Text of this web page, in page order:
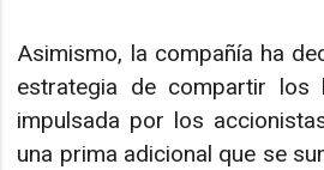
Asimismo, la compañía ha
estrategia de compartir los
impulsada por los
una prima adicional que se